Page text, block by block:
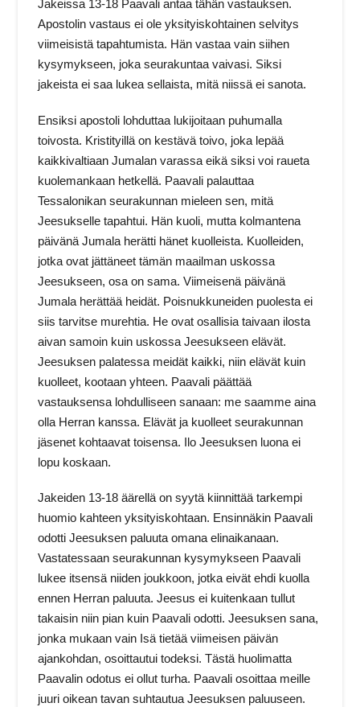
Jakeissa 13-18 Paavali antaa tähän vastauksen.
Apostolin vastaus ei ole yksityiskohtainen selvitys
viimeisistä tapahtumista. Hän vastaa vain siihen
kysymykseen, joka seurakuntaa vaivasi. Siksi
jakeista ei saa lukea sellaista, mitä niissä ei sanota.
Ensiksi apostoli lohduttaa lukijoitaan puhumalla
toivosta. Kristityillä on kestävä toivo, joka lepää
kaikkivaltiaan Jumalan varassa eikä siksi voi raueta
kuolemankaan hetkellä. Paavali palauttaa
Tessalonikan seurakunnan mieleen sen, mitä
Jeesukselle tapahtui. Hän kuoli, mutta kolmantena
päivänä Jumala herätti hänet kuolleista. Kuolleiden,
jotka ovat jättäneet tämän maailman uskossa
Jeesukseen, osa on sama. Viimeisenä päivänä
Jumala herättää heidät. Poisnukkuneiden puolesta ei
siis tarvitse murehtia. He ovat osallisia taivaan ilosta
aivan samoin kuin uskossa Jeesukseen elävät.
Jeesuksen palatessa meidät kaikki, niin elävät kuin
kuolleet, kootaan yhteen. Paavali päättää
vastauksensa lohdulliseen sanaan: me saamme aina
olla Herran kanssa. Elävät ja kuolleet seurakunnan
jäsenet kohtaavat toisensa. Ilo Jeesuksen luona ei
lopu koskaan.
Jakeiden 13-18 äärellä on syytä kiinnittää tarkempi
huomio kahteen yksityiskohtaan. Ensinnäkin Paavali
odotti Jeesuksen paluuta omana elinaikanaan.
Vastatessaan seurakunnan kysymykseen Paavali
lukee itsensä niiden joukkoon, jotka eivät ehdi kuolla
ennen Herran paluuta. Jeesus ei kuitenkaan tullut
takaisin niin pian kuin Paavali odotti. Jeesuksen sana,
jonka mukaan vain Isä tietää viimeisen päivän
ajankohdan, osoittautui todeksi. Tästä huolimatta
Paavalin odotus ei ollut turha. Paavali osoittaa meille
juuri oikean tavan suhtautua Jeesuksen paluuseen.